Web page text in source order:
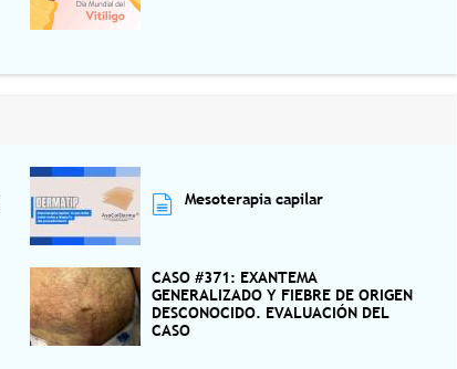
Mesoterapia capilar
CASO #371: EXANTEMA
GENERALIZADO Y FIEBRE DE ORIGEN
DESCONOCIDO. EVALUACIÓN DEL
CASO